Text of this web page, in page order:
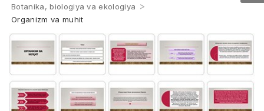
Botanika, biologiya va ekologiya >
Organizm va muhit